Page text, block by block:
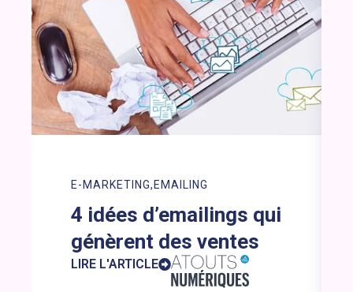
E-MARKETING EMAILING
4 idées d’emailings qui
génèrent des ventes
LIRE L'ARTICLE